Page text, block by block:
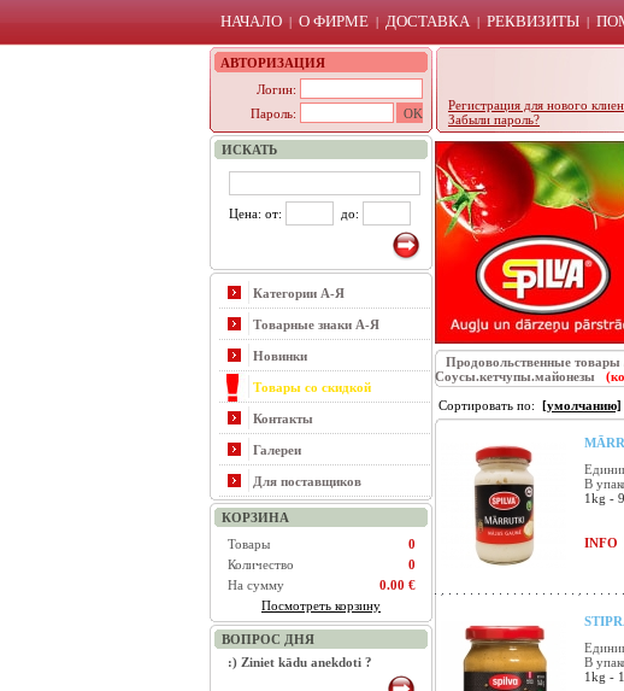
НАЧАЛО | О ФИРМЕ | ДОСТАВКА | РЕКВИЗИТЫ |
АВТОРИЗАЦИЯ
Логин:
Пароль:
Регистрация для нового
Забыли пароль?
ИСКАТЬ
Цена: от: до:
Категории А-Я
Товарные знаки А-Я
Новинки
Товары со скидкой
Контакты
Галереи
Для поставщиков
КОРЗИНА
Товары
0
Количество
0
На сумму
0.00 €
Посмотреть корзину
ВОПРОС ДНЯ
:) Ziniet kādu anekdoti ?
Продовольственные товары
Соусы.кетчупы.майонезы
Сортировать по: [умолчанию]
В
1kg -
INFO
В
1kg -